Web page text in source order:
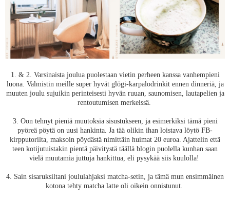
1. & 2. Varsinaista joulua puolestaan vietin perheen kanssa vanhempieni
luona. Valmistin meille super hyvät glögi-karpalodrinkit ennen dinneriä, ja
muuten joulu sujuikin perinteisesti hyvän ruuan, saunomisen, lautapelien ja
rentoutumisen merkeissä.
3. Oon tehnyt pieniä muutoksia sisustukseen, ja esimerkiksi tämä pieni
pyöreä pöytä on uusi hankinta. Ja tää olikin ihan loistava löytö FB-
kirpputorilta, maksoin pöydästä nimittäin huimat 20 euroa. Ajattelin että
teen kotijutuistakin pientä päivitystä täällä blogin puolella kunhan saan
vielä muutamia juttuja hankittua, eli pysykää siis kuulolla!
4. Sain sisaruksiltani joululahjaksi matcha-setin, ja tämä mun ensimmäinen
kotona tehty matcha latte oli oikein onnistunut.